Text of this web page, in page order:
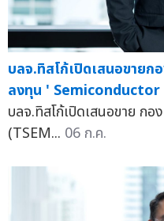
บลจ.ทิสโก้เปิดเสนอขายก
ลงทุน ' Semiconductor
บลจ.ทิสโก้เปิดเสนอขาย ก
(TSEM... 06 ก.ค.